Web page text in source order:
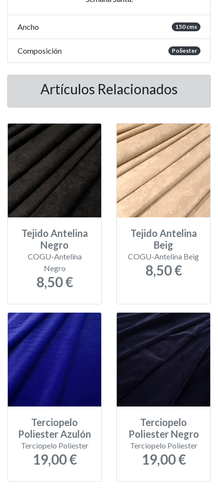
Ancho 150 cms
Composición Poliester
Artículos Relacionados
Tejido Antelina
Negro
COGU-Antelina
Negro
8,50 €
Tejido Antelina
Beig
COGU-Antelina Beig
8,50 €
Terciopelo
Poliester Azulón
Terciopelo Poliester
19,00 €
Terciopelo
Poliester Negro
Terciopelo Poliester
19,00 €